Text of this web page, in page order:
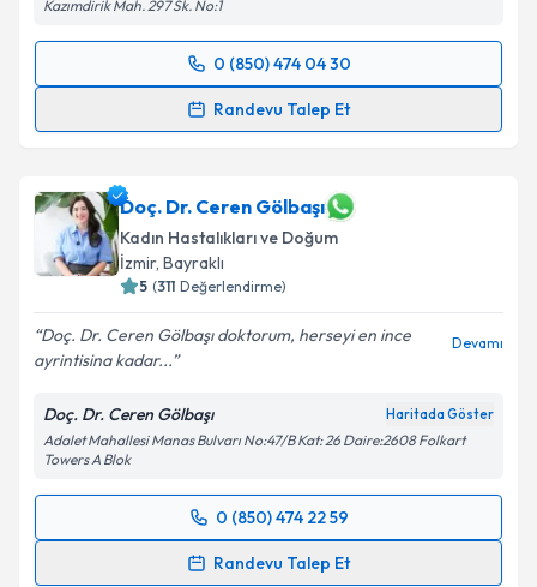
Kazımdirik Mah. 297 Sk. No:1
0 (850) 474 04 30
Randevu Talep Et
Randevu Takvimi Talebi
almanız için bir takvim hazırlandığında e-posta ile
bilgilendireceğiz.
E-posta Adresiniz
Metni 'ni okudum ve kişisel verilerimin belirtilen
kapsamda işlenmesini kabul ediyorum.
Takvim Talebini Gönder
Doç. Dr. Ceren Gölbaşı
Kadın Hastalıkları ve Doğum
İzmir, Bayraklı
5 (311 Değerlendirme)
Doç. Dr. Ceren Gölbaşı doktorum, herseyi en ince
ayrintisina kadar...
Devamı
Doç. Dr. Ceren Gölbaşı Haritada Göster
Adalet Mahallesi Manas Bulvarı No:47/B Kat: 26 Daire:2608 Folkart
Towers A Blok
0 (850) 474 22 59
Randevu Talep Et
Randevu Takvimi Talebi